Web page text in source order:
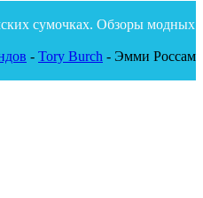
сумочках. Обзоры модных
- Tory Burch - Эмми Россам